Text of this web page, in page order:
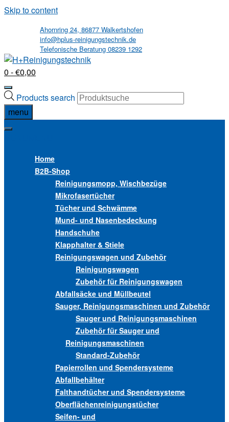
Skip to content
Ahornring 24, 86877 Walkertshofen
info@hplus-reinigungstechnik.de
Telefonische Beratung 08239 1292
0 - €0,00
Products search
menu
Home
B2B-Shop
Reinigungsmopp, Wischbezüge
Mikrofasertücher
Tücher und Schwämme
Mund- und Nasenbedeckung
Handschuhe
Klapphalter & Stiele
Reinigungswagen und Zubehör
Reinigungswagen
Zubehör für Reinigungswagen
Abfallsäcke und Müllbeutel
Sauger, Reinigungsmaschinen und Zubehör
Sauger und Reinigungsmaschinen
Zubehör für Sauger und
Reinigungsmaschinen
Standard-Zubehör
Papierrollen und Spendersysteme
Abfallbehälter
Falthandtücher und Spendersysteme
Oberflächenreinigungstücher
Seifen- und